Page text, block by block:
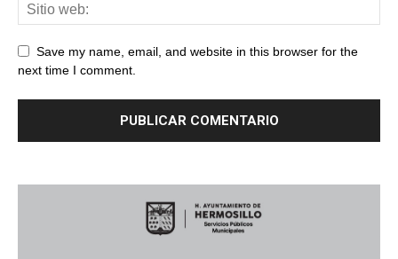
Save my name, email, and website in this browser for the
next time I comment.